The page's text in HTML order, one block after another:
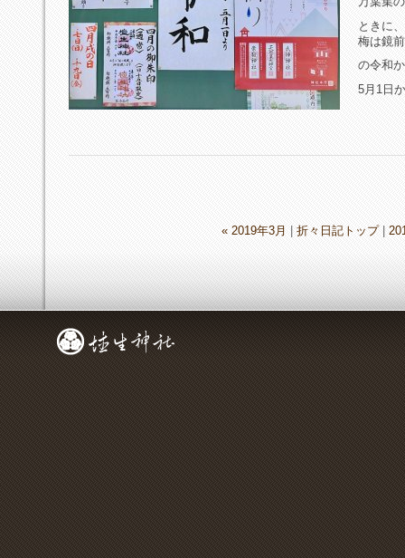
ときに
梅は鏡
の令和
5月1日
« 2019年3月 折々日記トップ